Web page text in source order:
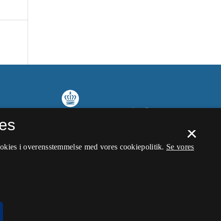
×
i overensstemmelse med vores cookiepolitik. Se vores